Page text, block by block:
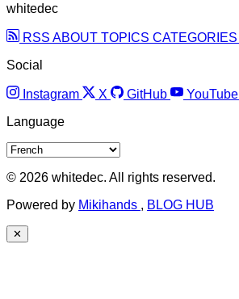
whitedec
RSS ABOUT TOPICS CATEGORIES
Social
Instagram X GitHub YouTube
Language
© 2026 whitedec. All rights reserved.
Powered by Mikihands , BLOG HUB
✕